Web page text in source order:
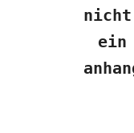
nicht
ein